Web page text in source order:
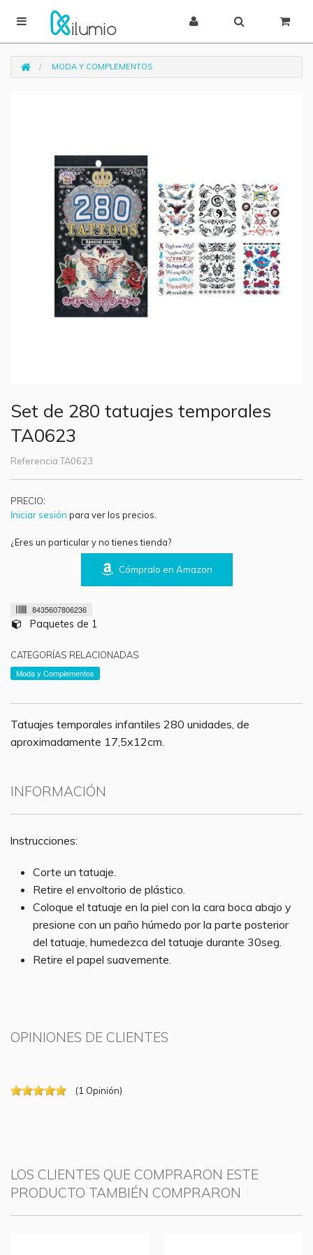
MODA Y COMPLEMENTOS
Set de 280 tatuajes temporales
TA0623
Referencia TA0623
PRECIO:
Iniciar sesión para ver los precios.
¿Eres un particular y no tienes tienda?
Cómpralo en Amazon
8435607806236
Paquetes de 1
CATEGORÍAS RELACIONADAS
Moda y Complementos
Tatuajes temporales infantiles 280 unidades, de
aproximadamente 17,5x12cm.
INFORMACIÓN
Instrucciones:
Corte un tatuaje.
Retire elenvoltorio deplástico.
Coloque el tatuaje en la piel con la cara boca abajo y
presione con un pañohúmedo por la parte posterior
del tatuaje, humedezca del tatuaje durante 30seg.
Retire el papel suavemente.
OPINIONES DE CLIENTES
(1 Opinión)
LOS CLIENTES QUE COMPRARON ESTE
PRODUCTO TAMBIÉN COMPRARON